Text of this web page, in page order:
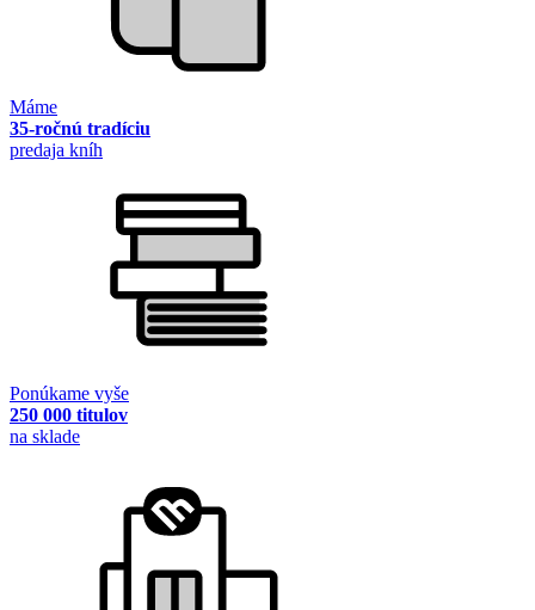
Máme
35-ročnú tradíciu
predaja kníh
Ponúkame vyše
250 000 titulov
na sklade